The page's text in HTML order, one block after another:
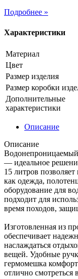
Подробнее »
Характеристики
Материал
Цвет
Размер изделия
Размер коробки
Дополнительные
характеристики
Описание
Описание
— идеальное
15 литров
как одежда,
оборудование для
подходит для
время походов,
Изготовленная из
обеспечивает
наслаждаться
вещей. Удобные
гермомешка
отлично